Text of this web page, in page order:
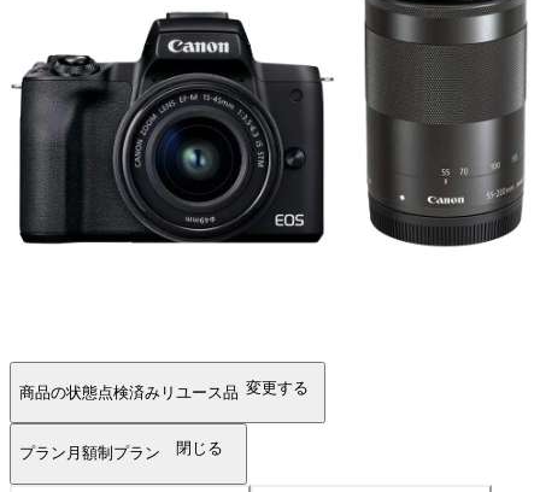
商品の状態点検済みリユース品 変更する
プラン 月額制プラン 閉じる